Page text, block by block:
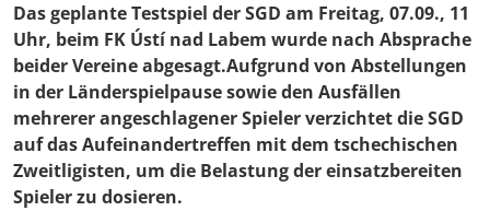
Das geplante Testspiel der SGD am Freitag, 07.09., 11
Uhr, beim FK Ústí nad Labem wurde nach Absprache
beider Vereine abgesagt.Aufgrund von Abstellungen
in der Länderspielpause sowie den Ausfällen
mehrerer angeschlagener Spieler verzichtet die SGD
auf das Aufeinandertreffen mit dem tschechischen
Zweitligisten, um die Belastung der einsatzbereiten
Spieler zu dosieren.